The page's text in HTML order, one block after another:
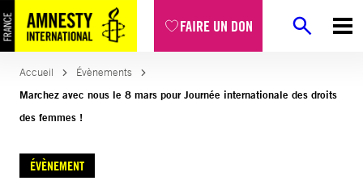
FAIRE UN DON
Accueil
Évènements
Marchez avec nous le 8 mars pour Journée internationale des droits
des femmes !
ÉVÈNEMENT